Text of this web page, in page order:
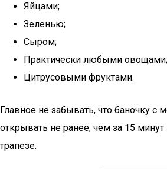
Яйцами;
Зеленью;
Сыром;
Практически любыми овощами;
Цитрусовыми фруктами.
Главное не забывать, что баночку с
открывать не ранее, чем за 15
трапезе.